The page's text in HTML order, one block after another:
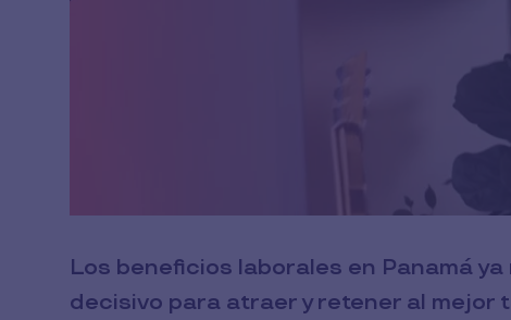
Los beneficios laborales en Panamá
decisivo para atraer y retener al mejor